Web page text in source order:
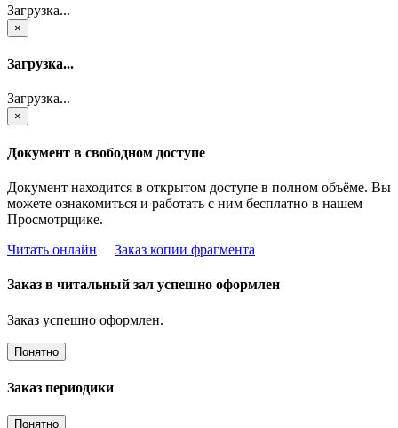
Загрузка...
×
Загрузка...
Загрузка...
×
Документ в свободном доступе
Документ находится в открытом доступе в полном объёме. Вы
можете ознакомиться и работать с ним бесплатно в нашем
Просмотрщике.
Читать онлайн
Заказ копии фрагмента
Заказ в читальный зал успешно оформлен
Заказ успешно оформлен.
Понятно
Заказ периодики
Понятно